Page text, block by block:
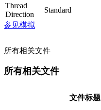
Thread
Direction
Standard
参见模拟
所有相关文件
所有相关文件
文件标题